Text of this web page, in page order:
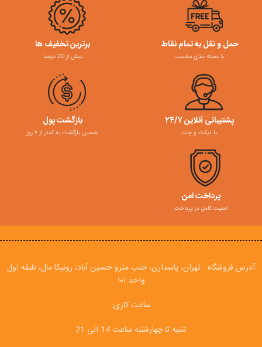
حمل و نقل به تمام نقاط
با بسته بندی مناسب
برترین تخفیف ها
بیش از 20 درصد
پشتیبانی آنلاین ۲۴/۷
با تیکت و چت
بازگشت پول
تضمین بازگشت به کمتر از ۷ روز
پرداخت امن
امنیت کامل در پرداخت
آدرس فروشگاه : تهران، پاسدارن، جنب مترو حسین آباد، رونیکا مال، طبقه اول
واحد ۱۰۱
ساعت کاری:
شنبه تا چهارشنبه ساعت 14 الی 21